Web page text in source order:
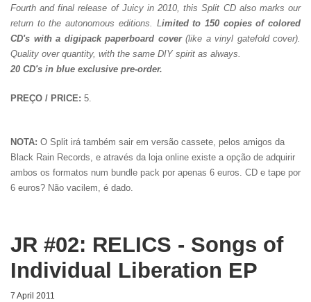
Fourth and final release of Juicy in 2010, this Split CD also marks our
return to the autonomous editions. Limited to 150 copies of colored
CD's with a digipack paperboard cover(like a vinyl gatefold cover).
Quality over quantity, with the same DIY spirit as always.
20 CD's in blue exclusive pre-order.
PREÇO / PRICE: 5.
NOTA: O Split irá também sair em versão cassete, pelos amigos da
Black Rain Records, e através da loja online existe a opção de adquirir
ambos os formatos num bundle pack por apenas 6 euros. CD e tape por
6 euros? Não vacilem, é dado.
JR #02: RELICS - Songs of
Individual Liberation EP
7 April 2011